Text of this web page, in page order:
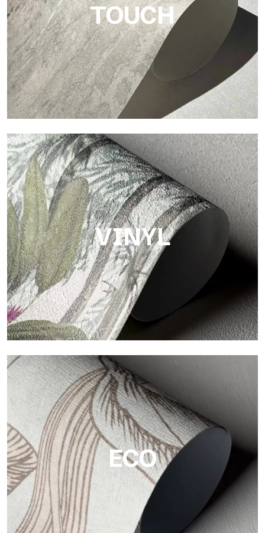
TOUCH
Touch
Oberfläche mit faseriger und unregelmäßiger Struktur und
einer weichen Textur, die Wärme und Authentizität vermittelt.
VINYL
Vinyl
Die Vinyloberflächen der Tapeten von Tecnografica bieten
widerstandsfähige, strukturierte und optisch anspruchsvolle
Flächen.
ECO